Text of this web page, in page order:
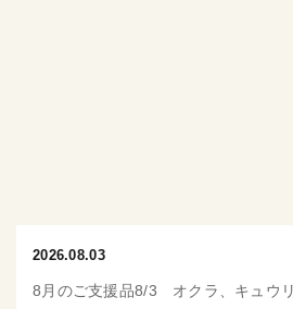
2026.08.03
8月のご支援品8/3 オクラ、キュウ